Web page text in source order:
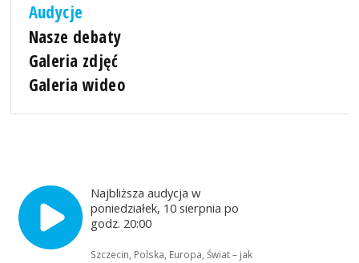
Audycje
Nasze debaty
Galeria zdjęć
Galeria wideo
Najbliższa audycja w
poniedziałek, 10 sierpnia po
godz. 20:00
Szczecin, Polska, Europa, Świat – jak